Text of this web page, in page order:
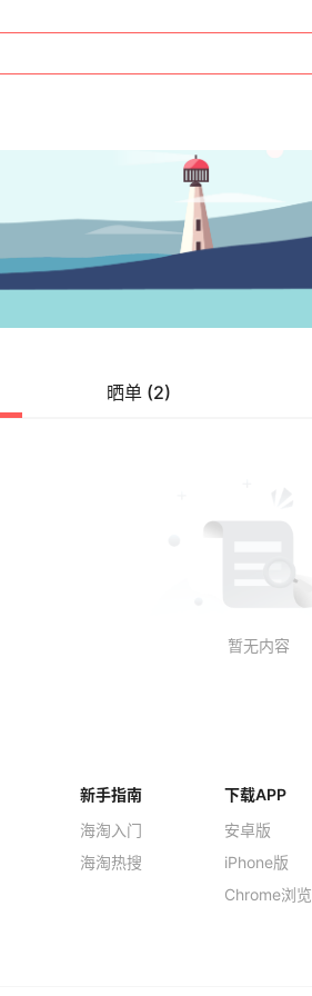
晒单 (2)
新手指南
海淘入门
海淘热搜
下载APP
安卓版
iPhone版
Chrome浏